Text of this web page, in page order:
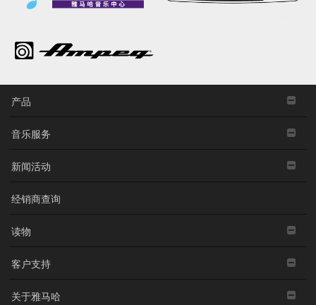
产品
音乐服务
新闻活动
经销商查询
读物
客户支持
关于雅马哈